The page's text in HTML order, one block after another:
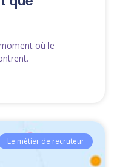
où le
Le métier de recruteur